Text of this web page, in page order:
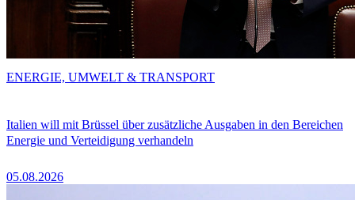
Italien will mit Brüssel über zusätzliche Ausgaben in den Bereichen
Energie und Verteidigung verhandeln
05.08.2026
ENERGIE, UMWELT & TRANSPORT